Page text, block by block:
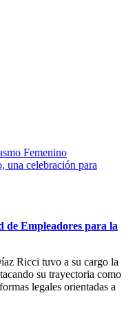
Femenino
una celebración para
de Empleadores para la
Ricci tuvo a su cargo la
su trayectoria como
legales orientadas a